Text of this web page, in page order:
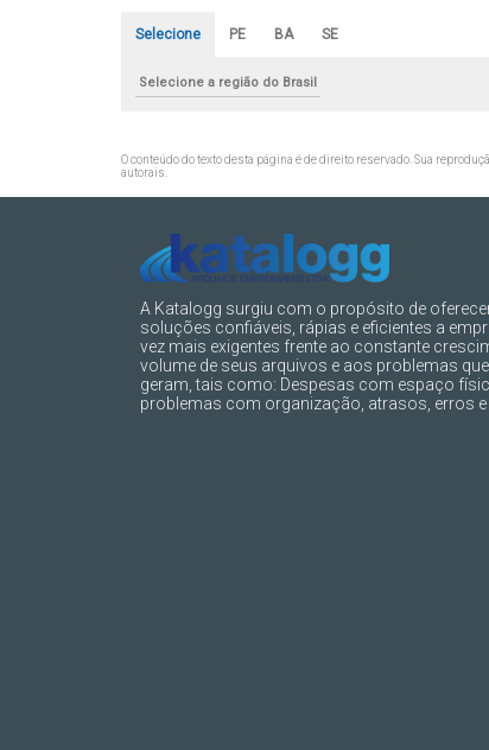
Selecione PE BA SE
Selecione a região do Brasil
O conteúdo do texto desta página é de direito reservado. Sua
autorais
A Katalogg surgiu com o propósito de
soluções confiáveis, rápias e eficientes a
vez mais exigentes frente ao constante
volume de seus arquivos e aos problemas
geram, tais como: Despesas com espaço
problemas com organização, atrasos, erros e